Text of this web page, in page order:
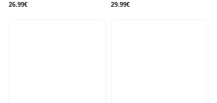
26.99€
29.99€